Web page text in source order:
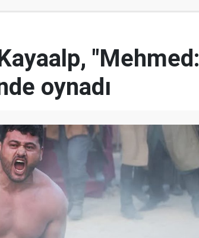
"Mehmed:
oynadı